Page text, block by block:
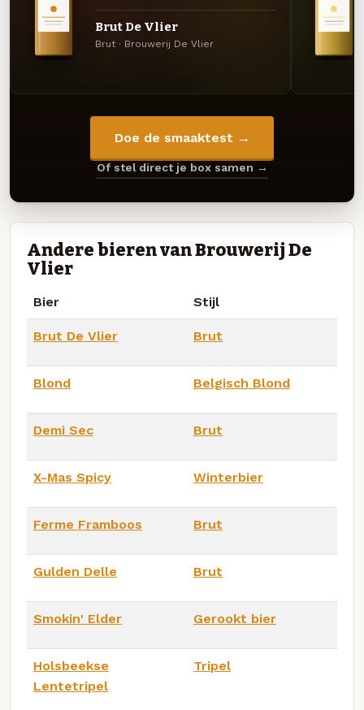
Brut De Vlier
Brut · Brouwerij De Vlier
Doe de smaaktest →
Of stel direct je box samen →
Andere bieren van Brouwerij De
Vlier
Bier Stijl
Brut De Vlier Brut
Blond Belgisch Blond
Demi Sec Brut
X-Mas Spicy Winterbier
Ferme Framboos Brut
Gulden Delle Brut
Smokin' Elder Gerookt bier
Holsbeekse
Lentetripel
Tripel